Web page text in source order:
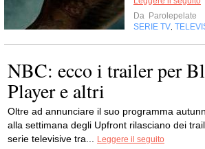
Da Parolepelate
SERIE TV
NBC: ecco i trailer per
Player e altri
Oltre ad annunciare il suo programma
alla settimana degli Upfront rilasciano dei
serie televisive tra...
Leggere il seguito